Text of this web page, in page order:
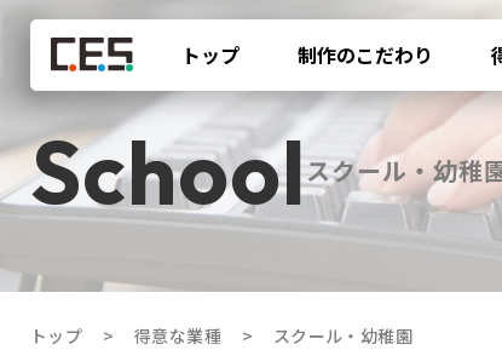
トップ 制作のこだわり
スクール・幼稚
トップ 得意な業種 スクール・幼稚園